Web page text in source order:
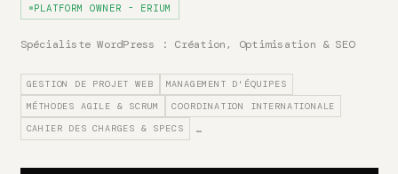
PLATFORM OWNER - ERIUM
Spécialiste WordPress : Création, Optimisation & SEO
GESTION DE PROJET WEB
MANAGEMENT D'ÉQUIPES
MÉTHODES AGILE & SCRUM
COORDINATION INTERNATIONALE
CAHIER DES CHARGES & SPECS
…